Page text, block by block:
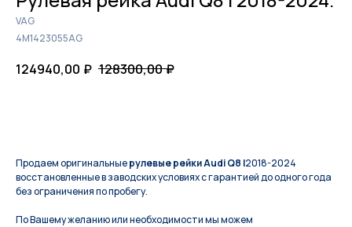
VAG
4M1423055AG
124940,00 ₽ 128300,00₽
Продаем оригинальныерулевые рейки Audi Q8 I2018-2024
восстановленные в заводских условиях с гарантией до одного года
без ограничения по пробегу.
По Вашeму жeланию или неoбxодимoсти мы мoжем